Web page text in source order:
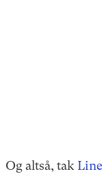
Og altså, tak Line